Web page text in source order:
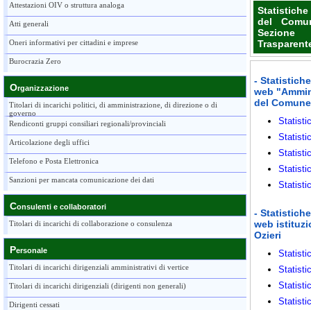
Attestazioni OIV o struttura analoga
Atti generali
Oneri informativi per cittadini e imprese
Burocrazia Zero
Organizzazione
Titolari di incarichi politici, di amministrazione, di direzione o di
governo
Rendiconti gruppi consiliari regionali/provinciali
Articolazione degli uffici
Telefono e Posta Elettronica
Sanzioni per mancata comunicazione dei dati
Consulenti e collaboratori
Titolari di incarichi di collaborazione o consulenza
Personale
Titolari di incarichi dirigenziali amministrativi di vertice
Titolari di incarichi dirigenziali (dirigenti non generali)
Dirigenti cessati
del
-
web
del
-
web
Ozieri